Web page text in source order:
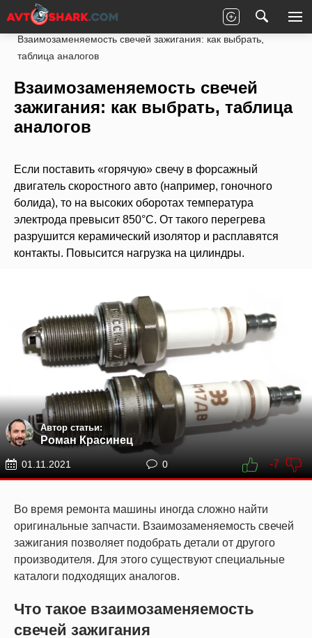
Главная Статьи
Под капотом
Взаимозаменяемость свечей зажигания: как выбрать,
таблица аналогов
Взаимозаменяемость свечей
зажигания: как выбрать, таблица
аналогов
Если поставить «горячую» свечу в форсажный
двигатель скоростного авто (например, гоночного
болида), то на высоких оборотах температура
электрода превысит 850°С. От такого перегрева
разрушится керамический изолятор и расплавятся
контакты. Повысится нагрузка на цилиндры.
Автор статьи:
Роман Красинец
01.11.2021 0 -7
Во время ремонта машины иногда сложно найти
оригинальные запчасти. Взаимозаменяемость свечей
зажигания позволяет подобрать детали от другого
производителя. Для этого существуют специальные
каталоги подходящих аналогов.
Что такое взаимозаменяемость
свечей зажигания